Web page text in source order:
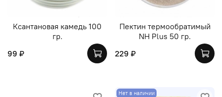
Ксантановая камедь 100
гр.
99 ₽
Пектин термообратимый
NH Plus 50 гр.
229 ₽
Нет в наличии